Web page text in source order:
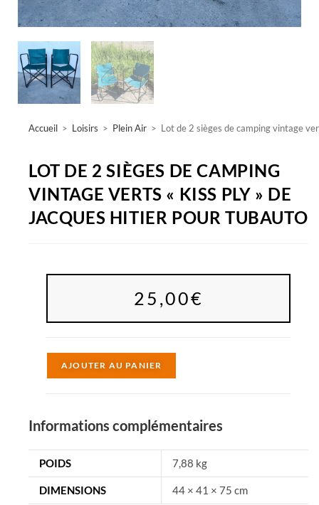
Accueil > Loisirs > Plein Air > Lot de 2 sièges de camping vintage
LOT DE 2 SIÈGES DE CAMPING
VINTAGE VERTS « KISS PLY » DE
JACQUES HITIER POUR TUBAUTO
25,00€
AJOUTER AU PANIER
n
a
t
Informations complémentaires
POIDS 7,88 kg
DIMENSIONS 44 × 41 × 75 cm